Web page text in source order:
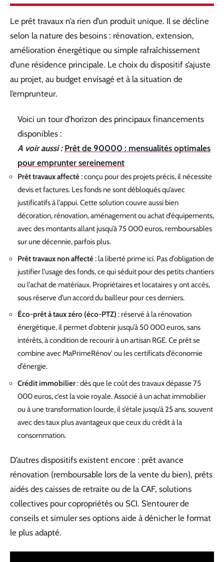
Le prêt travaux n’a rien d’un produit unique. Il se décline
selon la nature des besoins : rénovation, extension,
amélioration énergétique ou simple rafraîchissement
d’une résidence principale. Le choix du dispositif s’ajuste
au projet, au budget envisagé et à la situation de
l’emprunteur.
Voici un tour d’horizon des principaux financements
disponibles :
A voir aussi : Prêt de 90000 : mensualités optimales
pour emprunter sereinement
Prêt travaux affecté: conçu pour des projets précis, il nécessite
devis et factures. Les fonds ne sont débloqués qu’avec
justificatifs à l’appui. Cette solution couvre aussi bien
décoration, rénovation, aménagement ou achat d’équipements,
avec des montants allant jusqu’à 75 000 euros, remboursables
sur une décennie, parfois plus.
Prêt travaux non affecté: la liberté prime ici. Pas d’obligation de
justifier l’usage des fonds, ce qui séduit pour des petits chantiers
ou l’achat de matériaux. Propriétaires et locataires y ont accès,
sous réserve d’un accord du bailleur pour ces derniers.
Éco-prêt à taux zéro (éco-PTZ) : réservé à la rénovation
énergétique, il permet d’obtenir jusqu’à 50 000 euros, sans
intérêts, à condition de recourir à un artisan RGE. Ce prêt se
combine avec MaPrimeRénov’ ou les certificats d’économie
d’énergie.
Crédit immobilier: dès que le coût des travaux dépasse 75
000 euros, c’est la voie royale. Associé à un achat immobilier
ou à une transformation lourde, il s’étale jusqu’à 25 ans, souvent
avec des taux plus avantageux que ceux du crédit à la
consommation.
D’autres dispositifs existent encore : prêt avance
rénovation (remboursable lors de la vente du bien), prêts
aidés des caisses de retraite ou de la CAF, solutions
collectives pour copropriétés ou SCI. S’entourer de
conseils et simuler ses options aide à dénicher le format
le plus adapté.